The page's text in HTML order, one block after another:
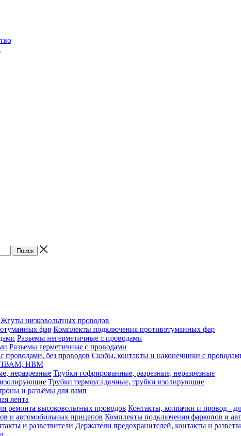
Жгуты низковольтных проводов
Комплекты подключения противотуманных фар
Разъемы негерметичные с проводами
Разъемы герметичные с проводами
Скобы, контакты и наконечники с
ПВАМ, НВМ
Трубки гофрированные, разрезные, неразрезные
Трубки термоусадочные, трубки изолирующие
и разъёмы для ламп
лента
Контакты, колпачки и провод -
Комплекты подключения фаркопов и
Держатели предохранителей, контакты и